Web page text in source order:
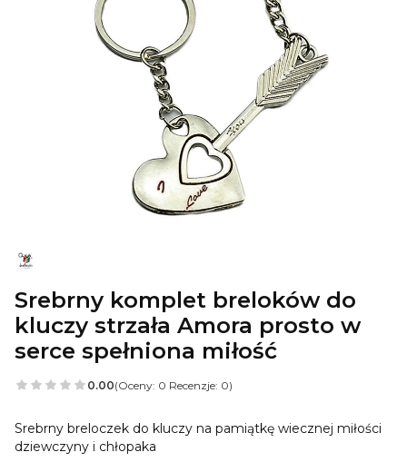
Srebrny komplet breloków do
kluczy strzała Amora prosto w
serce spełniona miłość
0.00(Oceny: 0 Recenzje: 0)
Srebrny breloczek do kluczy na pamiątkę wiecznej miłości
dziewczyny i chłopaka